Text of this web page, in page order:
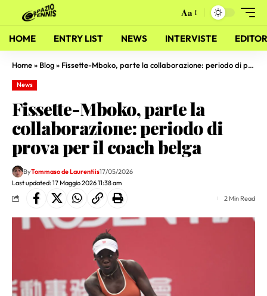
Aa
HOME ENTRY LIST NEWS INTERVISTE
Home» Blog» Fissette-Mboko, parte la collaborazione: periodo di prova per il coach belga
News
Fissette-Mboko, parte la
collaborazione: periodo di
prova per il coach belga
Last updated: 17 Maggio 2026 11:38 am
ByTommaso de Laurentiis17/05/2026
2 Min Read